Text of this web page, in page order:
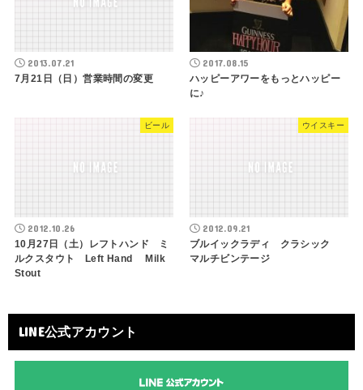
2013.07.21
7月21日（日）営業時間の変更
2017.08.15
ハッピーアワーをもっとハッピー
に♪
ビール
2012.10.26
10月27日（土）レフトハンド ミ
ルクスタウト Left Hand Milk
Stout
ウイスキー
2012.09.21
ブルイックラディ クラシック
マルチビンテージ
LINE公式アカウント